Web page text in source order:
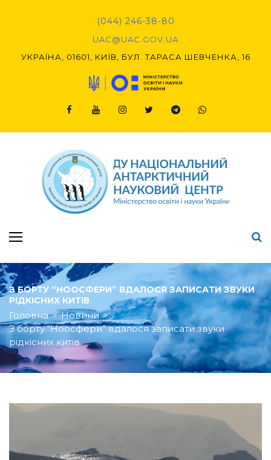
(044) 246-38-80
UAC@UAC.GOV.UA​​
УКРАЇНА, 01601, КИЇВ, БУЛ. ТАРАСА ШЕВЧЕНКА, 16
З БОРТУ “НООСФЕРИ” ВДАЛОСЯ ЗАПИСАТИ ЗВУКИ
РІДКІСНИХ КИТІВ
Головна > Новини >
З борту “Ноосфери” вдалося записати звуки
рідкісних китів